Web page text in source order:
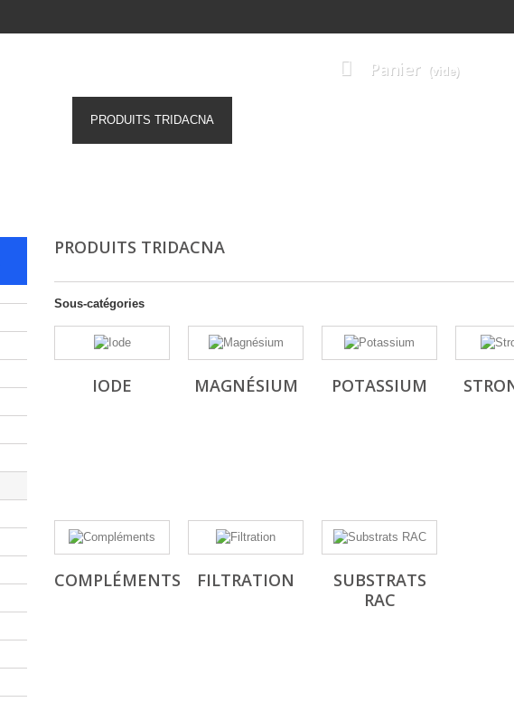
Panier (vide)
PRODUITS TRIDACNA
PRODUITS TRIDACNA
Sous-catégories
IODE MAGNÉSIUM POTASSIUM
COMPLÉMENTS FILTRATION
SUBSTRATS
RAC